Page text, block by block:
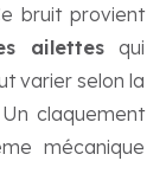
bruit provient
ailettes qui
varier selon la
claquement
mécanique